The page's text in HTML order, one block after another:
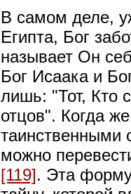
В самом деле,
Египта, Бог
называет Он
Бог Исаака и
лишь: "Тот, Кто
отцов". Когда
таинственными
можно
[119]. Эта